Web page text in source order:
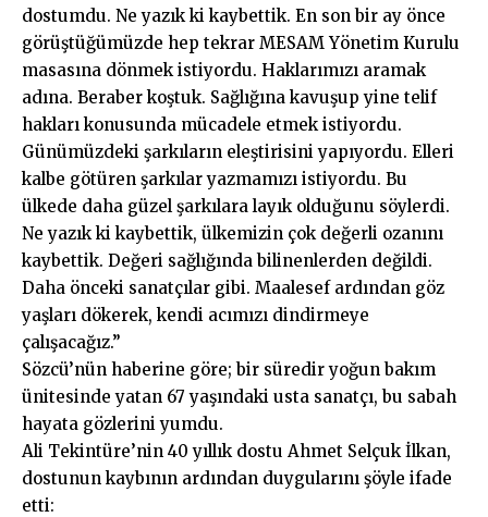
dostumdu. Ne yazık ki kaybettik. En son bir ay önce
görüştüğümüzde hep tekrar MESAM Yönetim Kurulu
masasına dönmek istiyordu. Haklarımızı aramak
adına. Beraber koştuk. Sağlığına kavuşup yine telif
hakları konusunda mücadele etmek istiyordu.
Günümüzdeki şarkıların eleştirisini yapıyordu. Elleri
kalbe götüren şarkılar yazmamızı istiyordu. Bu
ülkede daha güzel şarkılara layık olduğunu söylerdi.
Ne yazık ki kaybettik, ülkemizin çok değerli ozanını
kaybettik. Değeri sağlığında bilinenlerden değildi.
Daha önceki sanatçılar gibi. Maalesef ardından göz
yaşları dökerek, kendi acımızı dindirmeye
çalışacağız.”
Sözcü’nün haberine göre; bir süredir yoğun bakım
ünitesinde yatan 67 yaşındaki usta sanatçı, bu sabah
hayata gözlerini yumdu.
Ali Tekintüre’nin 40 yıllık dostu Ahmet Selçuk İlkan,
dostunun kaybının ardından duygularını şöyle ifade
etti: